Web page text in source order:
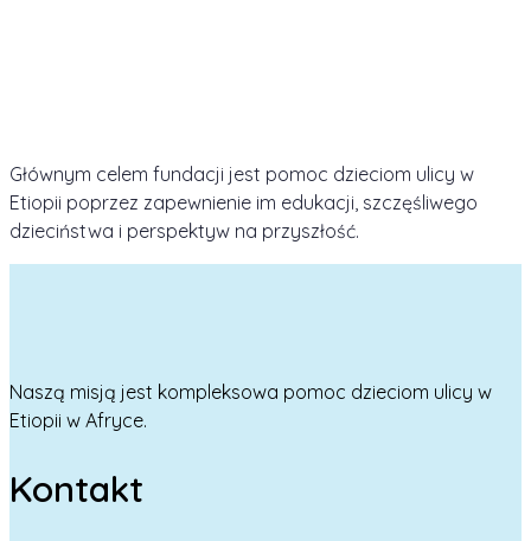
Głównym celem fundacji jest pomoc dzieciom ulicy w
Etiopii poprzez zapewnienie im edukacji, szczęśliwego
dzieciństwa i perspektyw na przyszłość.
Naszą misją jest kompleksowa pomoc dzieciom ulicy w
Etiopii w Afryce.
Kontakt